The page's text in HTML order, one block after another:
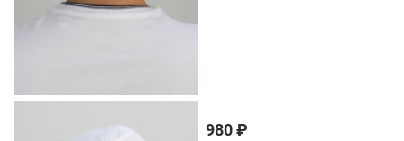
980 ₽